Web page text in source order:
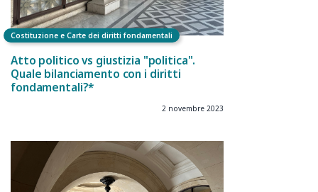
Costituzione e Carte dei diritti fondamentali
Atto politico vs giustizia "politica".
Quale bilanciamento con i diritti
fondamentali?*
2 novembre 2023